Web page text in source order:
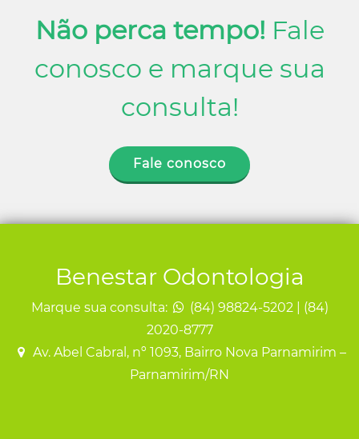
Não perca tempo! Fale
conosco e marque sua
consulta!
Fale conosco
Benestar Odontologia
Marque sua consulta:
(84) 98824-5202 | (84)
2020-8777
Av. Abel Cabral, nº 1093, Bairro Nova Parnamirim –
Parnamirim/RN